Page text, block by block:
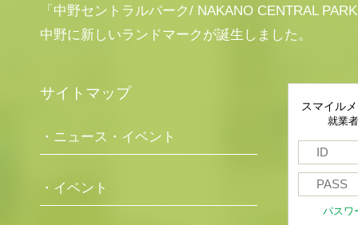
「中野セントラルパーク/ NAKANO CENTRAL
中野に新しいランドマークが誕生しました。
サイトマップ
・ニュース・イベント
・イベント
スマイル
就業
パスワ